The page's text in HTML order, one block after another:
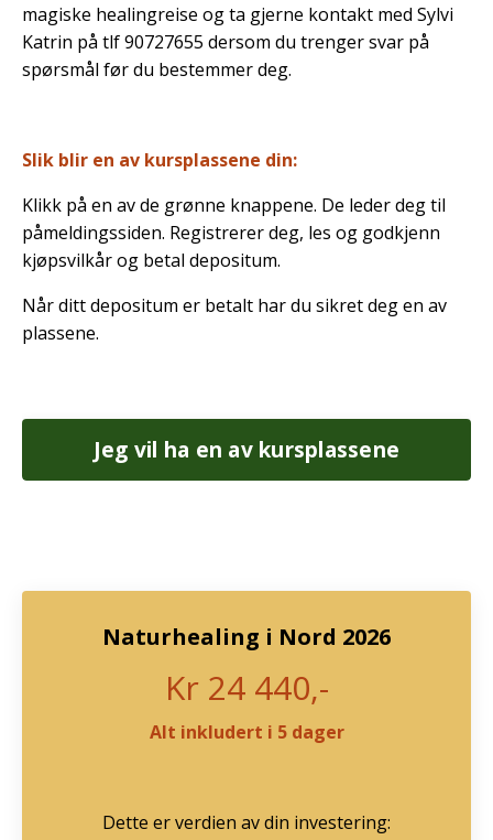
magiske healingreise og ta gjerne kontakt med Sylvi
Katrin på tlf 90727655 dersom du trenger svar på
spørsmål før du bestemmer deg.
Slik blir en av kursplassene din:
Klikk på en av de grønne knappene. De leder deg til
påmeldingssiden. Registrerer deg, les og godkjenn
kjøpsvilkår og betal depositum.
Når ditt depositum er betalt har du sikret deg en av
plassene.
Jeg vil ha en av kursplassene
Naturhealing i Nord 2026
Kr 24 440,-
Alt inkludert i 5 dager
Dette er verdien av din investering: